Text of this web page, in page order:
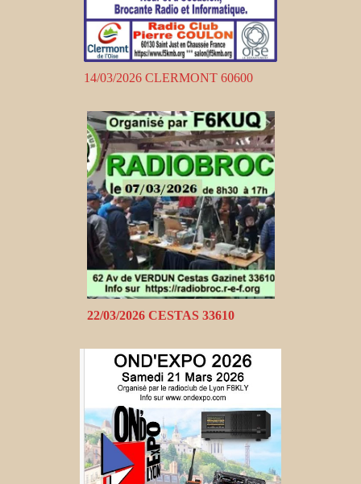
14/03/2026 CLERMONT 60600
22/03/2026 CESTAS 33610